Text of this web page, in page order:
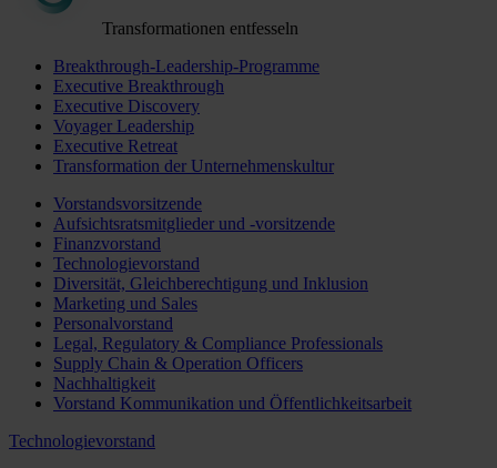
Transformationen entfesseln
Breakthrough-Leadership-Programme
Executive Breakthrough
Executive Discovery
Voyager Leadership
Executive Retreat
Transformation der Unternehmenskultur
Vorstandsvorsitzende
Aufsichtsratsmitglieder und -vorsitzende
Finanzvorstand
Technologievorstand
Diversität, Gleichberechtigung und Inklusion
Marketing und Sales
Personalvorstand
Legal, Regulatory & Compliance Professionals
Supply Chain & Operation Officers
Nachhaltigkeit
Vorstand Kommunikation und Öffentlichkeitsarbeit
Technologievorstand